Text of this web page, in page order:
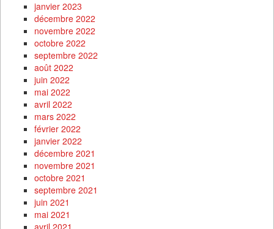
janvier 2023
décembre 2022
novembre 2022
octobre 2022
septembre 2022
août 2022
juin 2022
mai 2022
avril 2022
mars 2022
février 2022
janvier 2022
décembre 2021
novembre 2021
octobre 2021
septembre 2021
juin 2021
mai 2021
avril 2021